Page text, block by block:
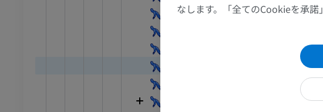
食道静脈
プレミアム
下肢MRI
MRI
プレミアム
プ
手
プ
なします。「全てのCookieを承諾